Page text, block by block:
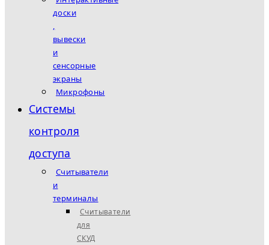
доски
,
вывески
и
сенсорные
экраны
Микрофоны
Системы
контроля
доступа
Считыватели
и
терминалы
Считыватели
для
СКУД